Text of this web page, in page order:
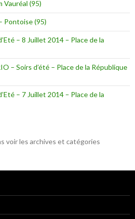
Vauréal (95)
Pontoise (95)
– 8 Juillet 2014 – Place de la
– Soirs d’été – Place de la République
– 7 Juillet 2014 – Place de la
voir les archives et catégories